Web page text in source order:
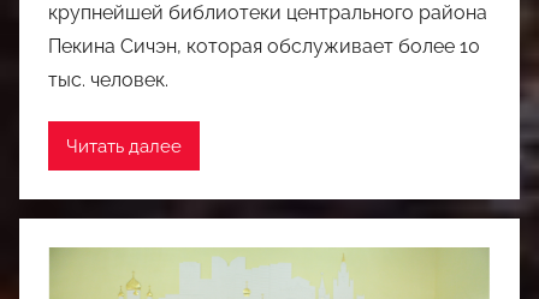
крупнейшей библиотеки центрального района
Пекина Сичэн, которая обслуживает более 10
тыс. человек.
Читать далее